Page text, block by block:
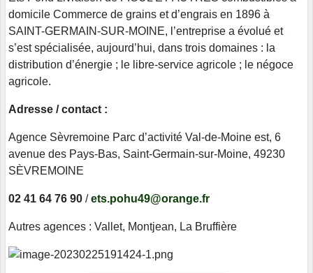
domicile Commerce de grains et d’engrais en 1896 à
SAINT-GERMAIN-SUR-MOINE, l’entreprise a évolué et
s’est spécialisée, aujourd’hui, dans trois domaines : la
distribution d’énergie ; le libre-service agricole ; le négoce
agricole.
Adresse / contact :
Agence Sèvremoine Parc d’activité Val-de-Moine est, 6
avenue des Pays-Bas, Saint-Germain-sur-Moine, 49230
SÈVREMOINE
02 41 64 76 90 /ets.pohu49@orange.fr
Autres agences : Vallet, Montjean, La Bruffière